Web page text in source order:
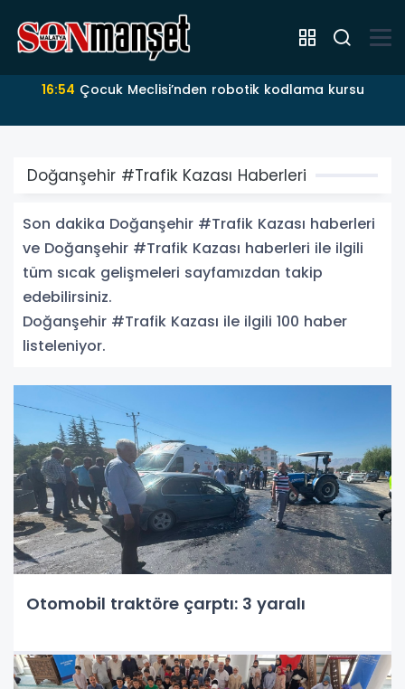
16:51Battalgazi Belediyesi’nden Kur’an kursu
Doğanşehir #Trafik Kazası Haberleri
Son dakika Doğanşehir #Trafik Kazası haberleri
ve Doğanşehir #Trafik Kazası haberleri ile ilgili
tüm sıcak gelişmeleri sayfamızdan takip
edebilirsiniz.
Doğanşehir #Trafik Kazası ile ilgili 100 haber
listeleniyor.
Otomobil traktöre çarptı: 3 yaralı